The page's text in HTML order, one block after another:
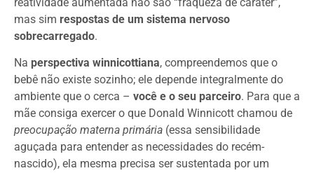
mas sim respostas de um sistema nervoso
sobrecarregado.
Na perspectiva winnicottiana, compreendemos que o
bebê não existe sozinho; ele depende integralmente do
ambiente que o cerca – você e o seu parceiro. Para que a
mãe consiga exercer o que Donald Winnicott chamou de
preocupação materna primária (essa sensibilidade
aguçada para entender as necessidades do recém-
nascido), ela mesma precisa ser sustentada por um